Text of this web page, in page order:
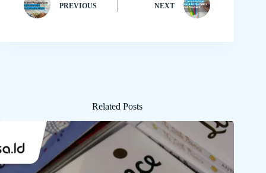
PREVIOUS NEXT
Related Posts